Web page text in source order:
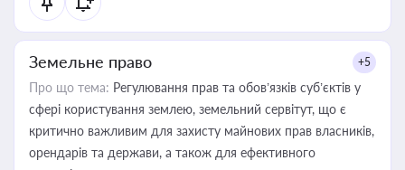
Земельне право +5
Про що тема: Регулювання прав та обов’язків суб’єктів у
сфері користування землею, земельний сервітут, що є
критично важливим для захисту майнових прав власників,
орендарів та держави, а також для ефективного